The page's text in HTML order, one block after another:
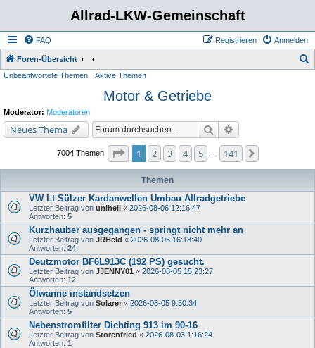
Allrad-LKW-Gemeinschaft
FAQ Anmelden
Registrieren
Foren-Übersicht
Unbeantwortete Themen Aktive Themen
Motor & Getriebe
Moderator: Moderatoren
Neues Thema Suche
7004 Themen Seite von 141
1 2 3 4 5 141
Themen
VW Lt Sülzer Kardanwellen Umbau Allradgetriebe
Letzter Beitrag von unihell « 2026-08-06 12:16:47
Antworten: 5
Kurzhauber ausgegangen - springt nicht mehr an
Letzter Beitrag von JRHeld « 2026-08-05 16:18:40
Antworten: 24
Deutzmotor BF6L913C (192 PS) gesucht.
Letzter Beitrag von JJENNY01 « 2026-08-05 15:23:27
Antworten: 12
Ölwanne instandsetzen
Letzter Beitrag von Solarer « 2026-08-05 9:50:34
Antworten: 5
Nebenstromfilter Dichting 913 im 90-16
Letzter Beitrag von Storenfried « 2026-08-03 1:16:24
Antworten: 1